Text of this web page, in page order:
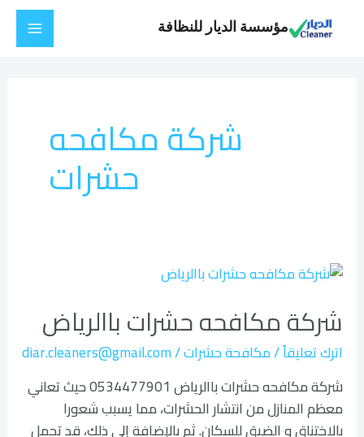
مؤسسة الديار للنظافة
Main
شركة مكافحه
حشرات
شركة مكافحه حشرات باالرياض
اترك تعليقاً/مكافحة حشرات/
diar.cleaners@gmail.com
شركة مكافحه حشرات باالرياض 0534477901 حيث تعاني
معظم المنازل من انتشار الحشرات، مما يسبب شعورا
بالاختناق و الضيق للسكان. ثم بالإضافة إلى ذلك، قد تحمل
شركة
حشرات
باالرياض